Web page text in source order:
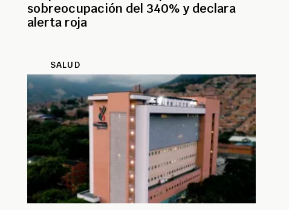
sobreocupación del 340% y declara
alerta roja
SALUD